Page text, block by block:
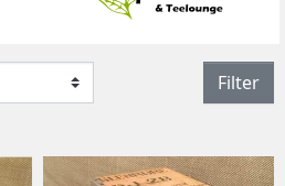
Filter